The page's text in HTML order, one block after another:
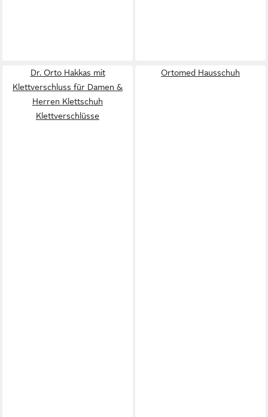
Dr. Orto Hakkas mit
Klettverschluss für Damen &
Herren Klettschuh
Klettverschlüsse
Ortomed Hausschuh